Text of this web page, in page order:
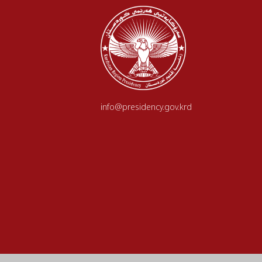
info@presidency.gov.krd